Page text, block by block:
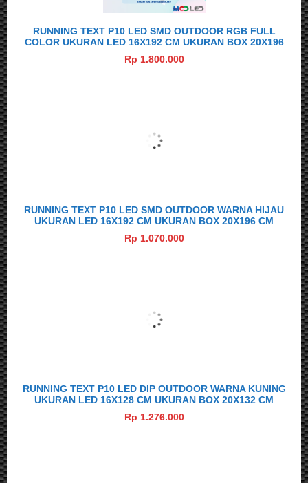
RUNNING TEXT P10 LED SMD OUTDOOR RGB FULL
COLOR UKURAN LED 16X192 CM UKURAN BOX 20X196
CM
Rp 1.800.000
RUNNING TEXT P10 LED SMD OUTDOOR WARNA HIJAU
UKURAN LED 16X192 CM UKURAN BOX 20X196 CM
Rp 1.070.000
RUNNING TEXT P10 LED DIP OUTDOOR WARNA KUNING
UKURAN LED 16X128 CM UKURAN BOX 20X132 CM
Rp 1.276.000